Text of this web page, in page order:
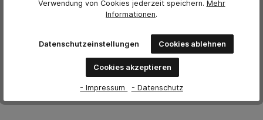
Bewertungen nur in der aktuellen Sprache anzeigen.
Keine Bewertungen gefunden. Teilen Sie Ihre Erfahrungen
Verwendung von Cookies jederzeit speichern. Mehr
Informationen.
Datenschutzeinstellungen Cookies ablehnen
Cookies akzeptieren
- Impressum - Datenschutz